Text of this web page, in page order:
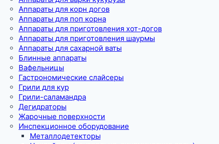
Аппараты для корн догов
Аппараты для поп корна
Аппараты для приготовления хот-догов
Аппараты для приготовления шаурмы
Аппараты для сахарной ваты
Блинные аппараты
Вафельницы
Гастрономические слайсеры
Грили для кур
Грили-саламандра
Дегидраторы
Жарочные поверхности
Инспекционное оборудование
Металлодетекторы